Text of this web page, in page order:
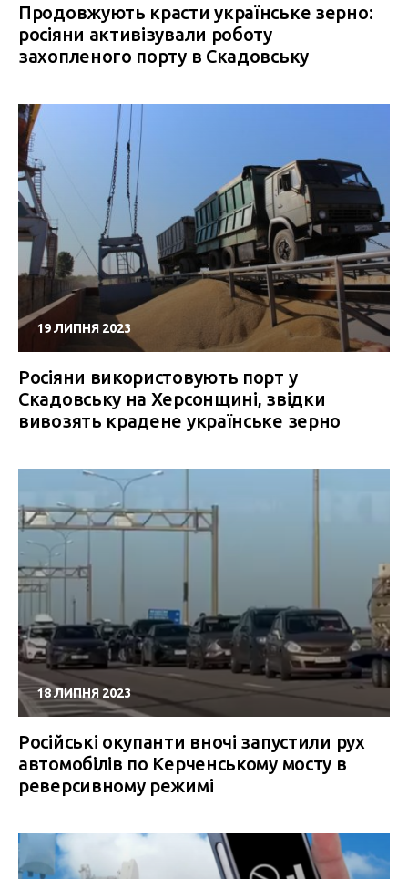
Продовжують красти українське зерно:
росіяни активізували роботу
захопленого порту в Скадовську
19 ЛИПНЯ 2023
Росіяни використовують порт у
Скадовську на Херсонщині, звідки
вивозять крадене українське зерно
18 ЛИПНЯ 2023
Російські окупанти вночі запустили рух
автомобілів по Керченському мосту в
реверсивному режимі